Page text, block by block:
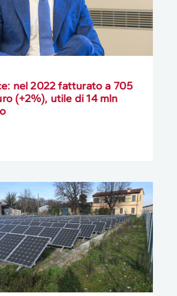
nel 2022 fatturato a 705
(+2%), utile di 14 mln